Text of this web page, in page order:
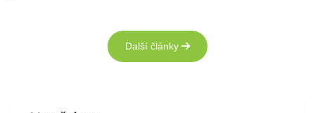
Další články